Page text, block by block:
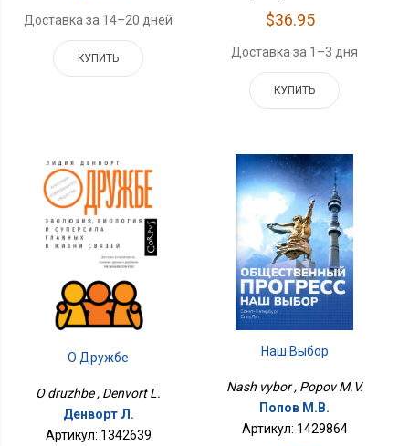
Доставка за 14–20 дней
КУПИТЬ
$36.95
Доставка за 1–3 дня
КУПИТЬ
О Дружбе
O druzhbe , Denvort L.
Денворт Л.
Артикул: 1342639
Наш Выбор
Nash vybor , Popov M.V.
Попов М.В.
Артикул: 1429864